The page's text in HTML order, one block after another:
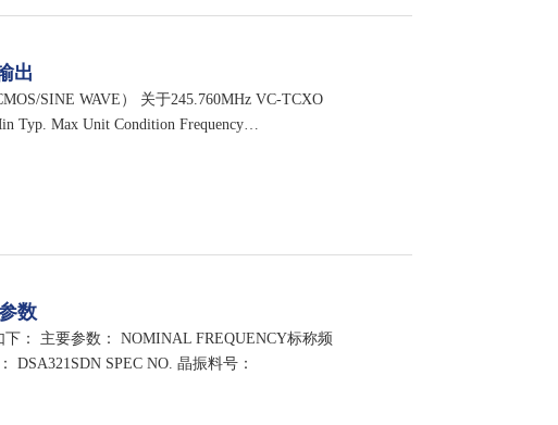
出
SINE WAVE） 关于245.760MHz VC-TCXO
Typ. Max Unit Condition Frequency…
数
： 主要参数： NOMINAL FREQUENCY标称频
SPEC NO. 晶振料号：